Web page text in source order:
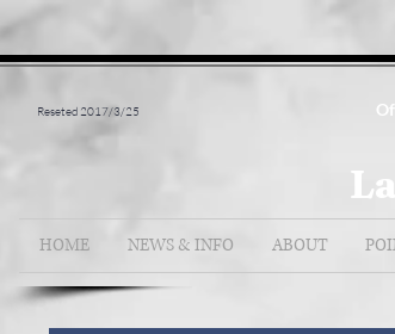
Reseted 2017/3/25
HOME NEWS & INFO ABOUT